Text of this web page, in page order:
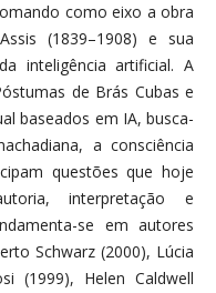
como eixo a obra
(1839–1908) e sua
inteligência artificial. A
de Brás Cubas e
baseados em IA, busca-
a consciência
questões que hoje
interpretação e
se em autores
Schwarz (2000), Lúcia
(1999), Helen Caldwell